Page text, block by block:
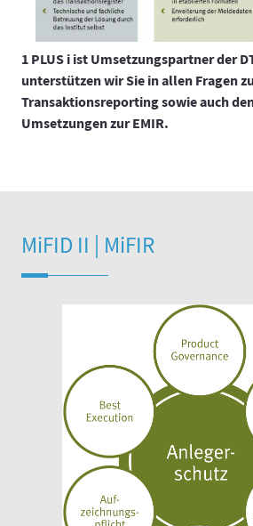
1 PLUS i ist Umsetzungspartner der
unterstützen wir Sie in allen Fragen
Transaktionsreporting sowie auch
Umsetzungen zur EMIR.
MiFID II | MiFIR